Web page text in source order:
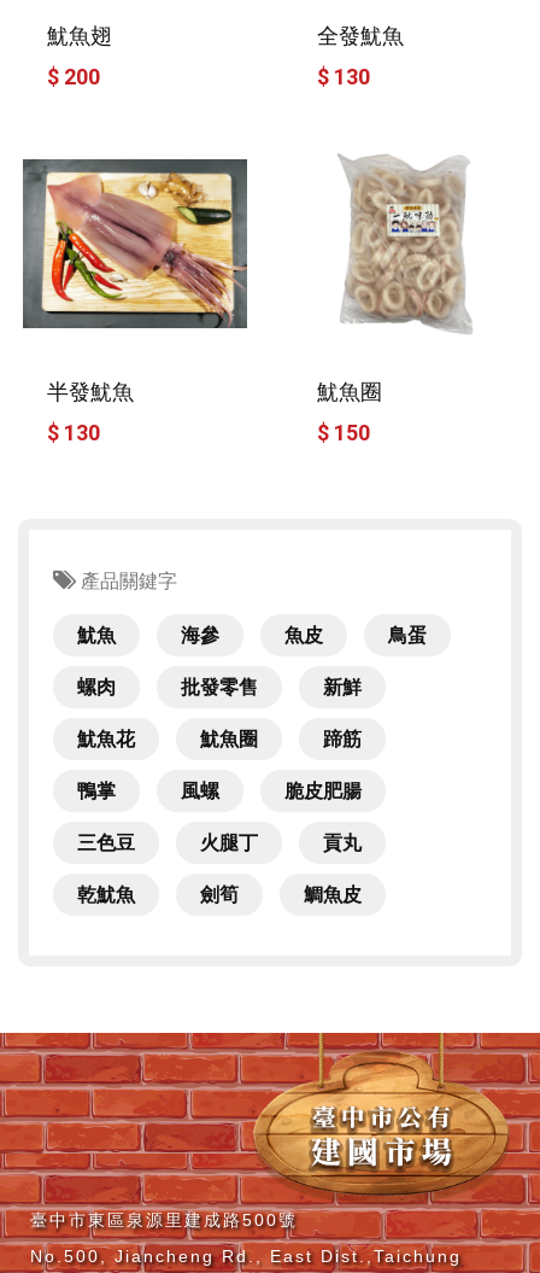
魷魚翅
$ 200
全發魷魚
$ 130
半發魷魚
$ 130
魷魚圈
$ 150
產品關鍵字
魷魚 海參 魚皮 鳥蛋
螺肉 批發零售 新鮮
魷魚花 魷魚圈 蹄筋
鴨掌 風螺 脆皮肥腸
三色豆 火腿丁 貢丸
乾魷魚 劍筍 鯛魚皮
臺中市東區泉源里建成路500號
No.500, Jiancheng Rd., East Dist.,Taichung